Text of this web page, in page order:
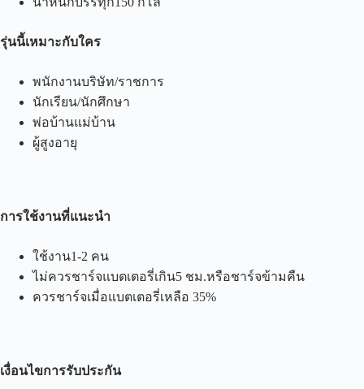
รุ่นนี้เหมาะกับใคร
พนักงานบริษัท/ราชการ
นักเรียน/นักศึกษา
พ่อบ้านแม่บ้าน
ผู้สูงอายุ
การใช้งานที่แนะนำ
ใช้งาน1-2 คน
ไม่ควรชาร์จแบตเตอรี่เกิน5 ชม.หรือชาร์จข้ามคืน
ควรชาร์จเมื่อแบตเตอรี่เหลือ 35%
เงื่อนไขการรับประกัน